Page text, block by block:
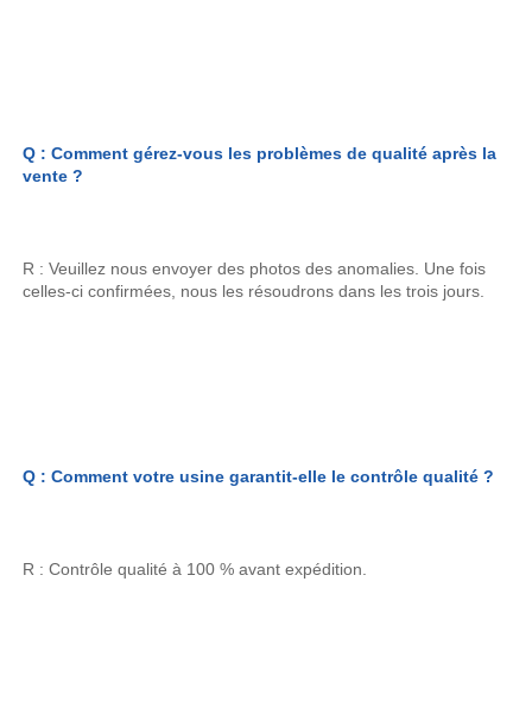
Q : Comment gérez-vous les problèmes de qualité après la
vente ?
R : Veuillez nous envoyer des photos des anomalies. Une fois
celles-ci confirmées, nous les résoudrons dans les trois jours.
Q : Comment votre usine garantit-elle le contrôle qualité ?
R : Contrôle qualité à 100 % avant expédition.